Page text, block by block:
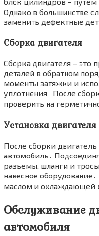
Однако в большинстве
заменить дефектные
Сборка двигателя
Сборка двигателя – это
деталей в обратном
моменты затяжки и
уплотнения․ После
проверить на
Установка двигателя
После сборки двигатель
автомобиль․
разъемы, шланги и
навесное
маслом и охлаждающей
Обслуживание
автомобиля